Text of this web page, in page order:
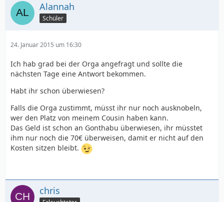
Alannah
Schüler
24. Januar 2015 um 16:30
Ich hab grad bei der Orga angefragt und sollte die
nächsten Tage eine Antwort bekommen.
Habt ihr schon überwiesen?
Falls die Orga zustimmt, müsst ihr nur noch ausknobeln,
wer den Platz von meinem Cousin haben kann.
Das Geld ist schon an Gonthabu überwiesen, ihr müsstet
ihm nur noch die 70€ überweisen, damit er nicht auf den
Kosten sitzen bleibt.
chris